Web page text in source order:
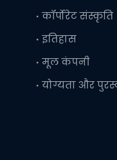
कॉर्पोरेट संस्कृति
इतिहास
मूल कंपनी
योग्यता और